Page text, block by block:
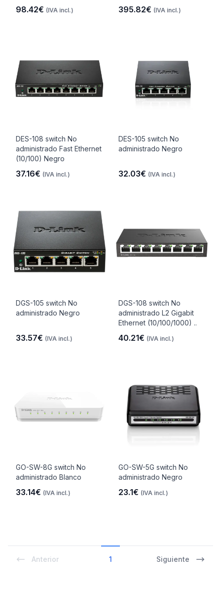
98.42€ (IVA incl.) 395.82€ (IVA incl.)
DES-108 switch No
administrado Fast Ethernet
(10/100) Negro
37.16€ (IVA incl.)
DES-105 switch No
administrado Negro
32.03€ (IVA incl.)
DGS-105 switch No
administrado Negro
33.57€ (IVA incl.)
DGS-108 switch No
administrado L2 Gigabit
Ethernet (10/100/1000) ..
40.21€ (IVA incl.)
GO-SW-8G switch No
administrado Blanco
33.14€ (IVA incl.)
GO-SW-5G switch No
administrado Negro
23.1€ (IVA incl.)
Anterior 1 Siguiente